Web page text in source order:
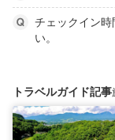
チェックイン時
い。
トラベルガイド記事